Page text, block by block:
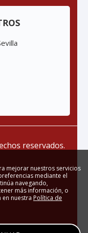
reservados.
mejorar nuestros servicios
mediante el
navegando,
más información, o
nuestra Política de